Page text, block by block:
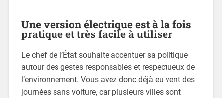
Une version électrique est à la fois
pratique et très facile à utiliser
Le chef de l’État souhaite accentuer sa politique
autour des gestes responsables et respectueux de
l’environnement. Vous avez donc déjà eu vent des
journées sans voiture, car plusieurs villes sont